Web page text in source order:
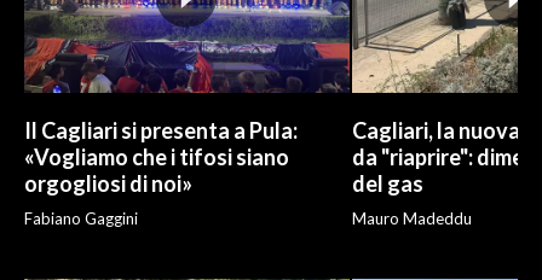
Il Cagliari si presenta a Pula:
«Vogliamo che i tifosi siano
orgogliosi di noi»
Fabiano Gaggini
Cagliari, la nuova
da "riaprire":
del gas
Mauro Madeddu